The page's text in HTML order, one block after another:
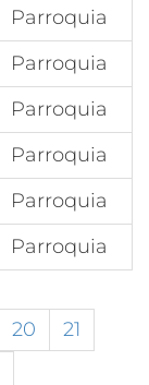
Parroquia
Parroquia
Parroquia
Parroquia
Parroquia
Parroquia
20
21